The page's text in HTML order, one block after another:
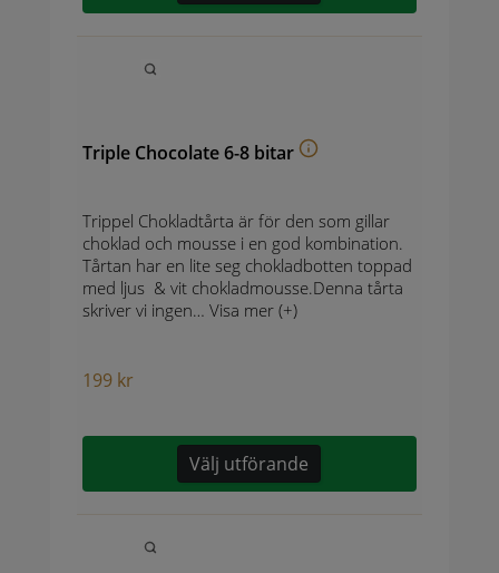
Triple Chocolate 6-8 bitar
Trippel Chokladtårta är för den som gillar
choklad och mousse i en god kombination.
Tårtan har en lite seg chokladbotten toppad
med ljus & vit chokladmousse.Denna tårta
skriver vi ingen… Visa mer (+)
199 kr
Välj utförande